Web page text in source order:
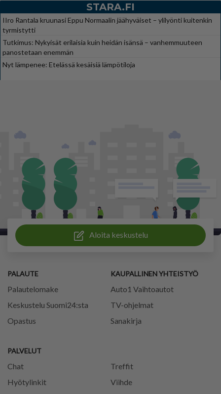
STARA.FI
IIro Rantala kruunasi Eppu Normaalin jäähyväiset – ylilyönti kuitenkin
tyrmistytti
Tutkimus: Nykyisät erilaisia kuin heidän isänsä – vanhemmuuteen
panostetaan enemmän
Nyt lämpenee: Etelässä kesäisiä lämpötiloja
Aloita keskustelu
PALAUTE
Palautelomake
Keskustelu Suomi24:sta
Opastus
PALVELUT
Chat
Treffit
Hyötylinkit
Viihde
KAUPALLINEN YHTEISTYÖ
Auto1 Vaihtoautot
TV-ohjelmat
Sanakirja